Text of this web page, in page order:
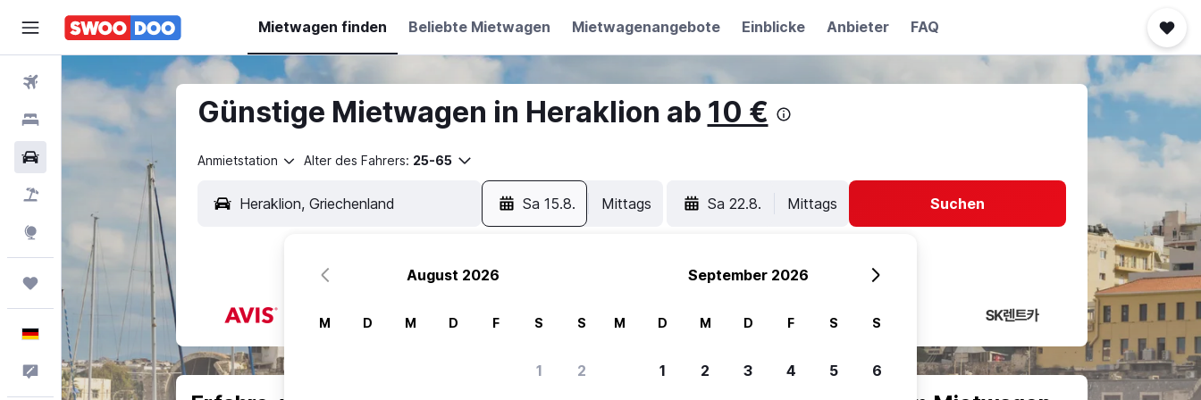
Mietwagen finden Beliebte Mietwagen Mietwagenangebote Einblicke Anbieter FAQ
Flüge
Hotels
Pauschalreisen
Explore
Trips
Deutsch
Feedback
Günstige Mietwagen in Heraklion ab 10 €
Anmietstation Alter des Fahrers: 25-65
Sa 15.8. Mittags Sa 22.8. Mittags Suchen
August 2026
M D M D F S S
1 2
September 2026
M D M D F S S
1 2 3 4 5 6